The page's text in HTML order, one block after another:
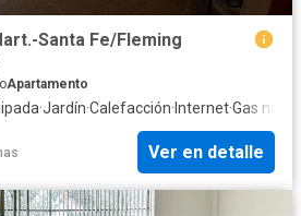
Santa Fe/Fleming
Apartamento
·Jardín·Calefacción· Internet·Gas
Ver en detalle